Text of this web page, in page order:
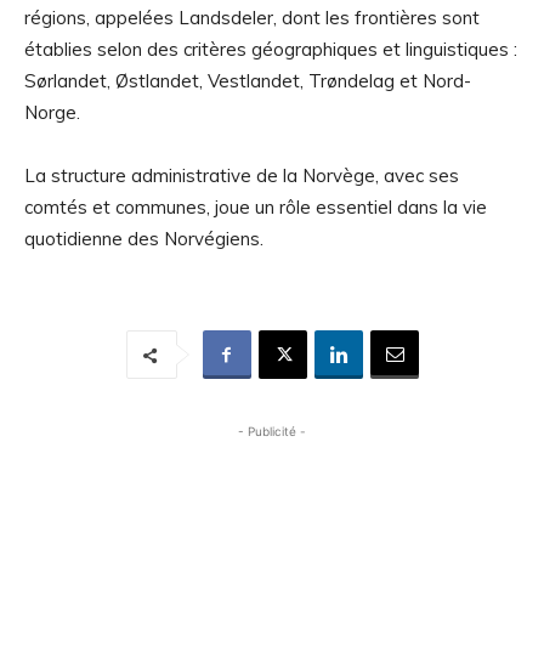
régions, appelées Landsdeler, dont les frontières sont
établies selon des critères géographiques et linguistiques :
Sørlandet, Østlandet, Vestlandet, Trøndelag et Nord-
Norge.
La structure administrative de la Norvège, avec ses
comtés et communes, joue un rôle essentiel dans la vie
quotidienne des Norvégiens.
- Publicité -